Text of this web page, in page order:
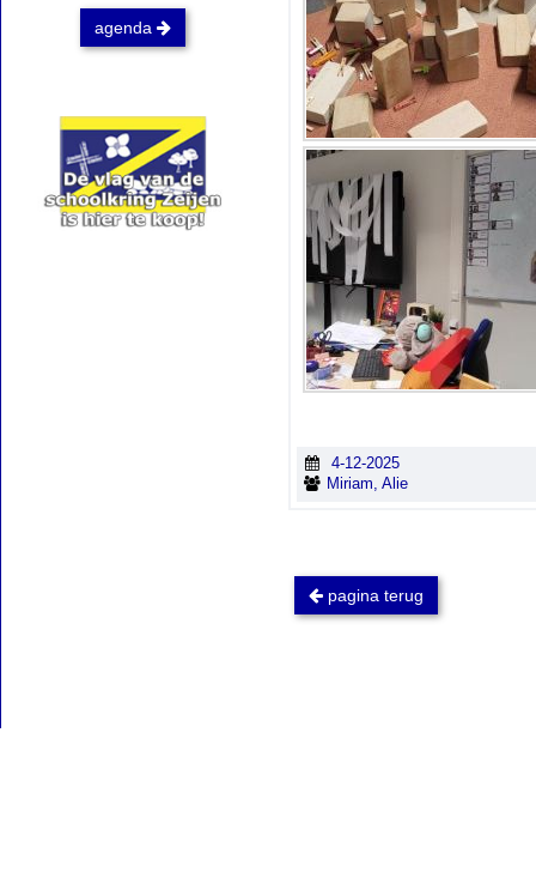
agenda
4-12-2025
Miriam, Alie
pagina terug